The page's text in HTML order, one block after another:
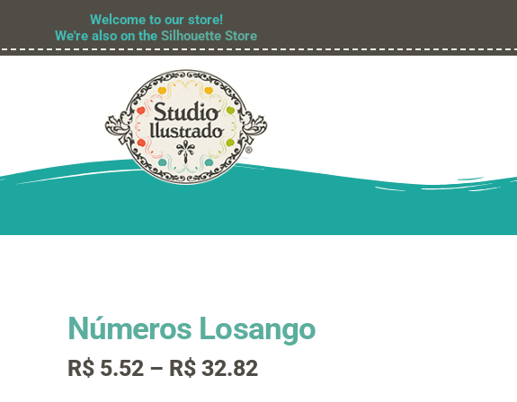
Welcome to our store!
We're also on theSilhouette Store
Números Losango
R$5.52 – R$32.82Faixa